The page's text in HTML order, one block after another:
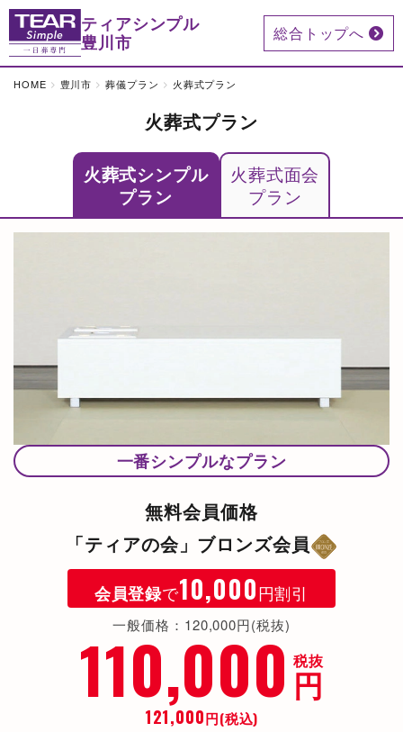
ティアシンプル
豊川市
総合トップへ
HOME 豊川市 葬儀プラン 火葬式プラン
火葬式プラン
火葬式シンプル
プラン
火葬式面会
プラン
一番シンプルなプラン
無料会員価格
「ティアの会」ブロンズ会員
会員登録で10,000円割引
一般価格：120,000円(税抜)
110,000 円
税抜
121,000円(税込)